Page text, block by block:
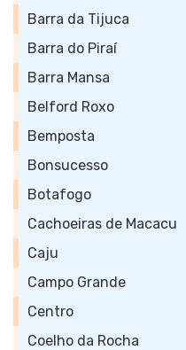
Barra da Tijuca
Barra do Piraí
Barra Mansa
Belford Roxo
Bemposta
Bonsucesso
Botafogo
Cachoeiras de Macacu
Caju
Campo Grande
Centro
Coelho da Rocha